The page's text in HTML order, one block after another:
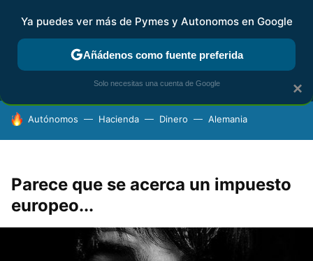
MENÚ NUEVO
FISCALIDAD Y CONTABILIDAD KIT DIGITAL
HOY SE HABLA DE
Autónomos Hacienda Dinero Alemania
Parece que se acerca un impuesto
europeo...
×
Ya puedes ver más de Pymes y Autonomos en Google
Añádenos como fuente preferida
Solo necesitas una cuenta de Google